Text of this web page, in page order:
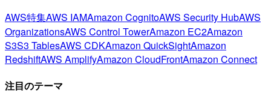
AWS特集AWS IAMAmazon CognitoAWS Security HubAWS
OrganizationsAWS Control TowerAmazon EC2Amazon
S3S3 TablesAWS CDKAmazon QuickSightAmazon
RedshiftAWS AmplifyAmazon CloudFrontAmazon Connect
注目のテーマ